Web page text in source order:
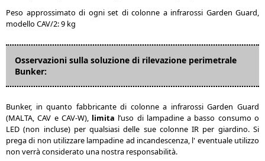
Peso approssimato di ogni set di colonne a infrarossi Garden Guard,
modello CAV/2: 9 kg
Osservazioni sulla soluzione di rilevazione perimetrale
Bunker:
Bunker, in quanto fabbricante di colonne a infrarossi Garden Guard
(MALTA, CAV e CAV-W), limita l’uso di lampadine a basso consumo o
LED (non incluse) per qualsiasi delle sue colonne IR per giardino. Si
prega di non utilizzare lampadine ad incandescenza, l' eventuale utilizzo
non verrà considerato una nostra responsabilità.